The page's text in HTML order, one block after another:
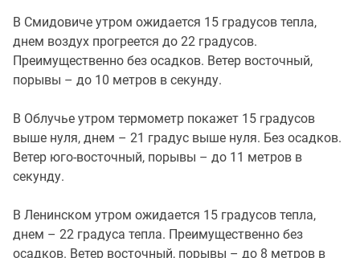
В Смидовиче утром ожидается 15 градусов тепла,
днем воздух прогреется до 22 градусов.
Преимущественно без осадков. Ветер восточный,
порывы – до 10 метров в секунду.
В Облучье утром термометр покажет 15 градусов
выше нуля, днем – 21 градус выше нуля. Без осадков.
Ветер юго-восточный, порывы – до 11 метров в
секунду.
В Ленинском утром ожидается 15 градусов тепла,
днем – 22 градуса тепла. Преимущественно без
осадков. Ветер восточный, порывы – до 8 метров в